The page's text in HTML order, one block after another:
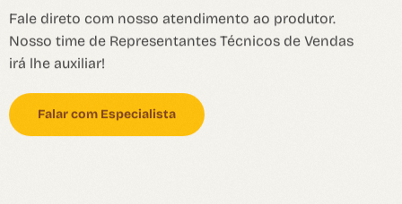
Fale direto com nosso atendimento ao produtor.
Nosso time de Representantes Técnicos de Vendas
irá lhe auxiliar!
Falar com Especialista